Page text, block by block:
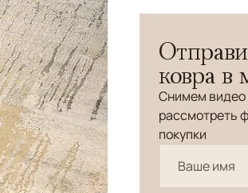
ковра в
Снимем видео
рассмотреть
покупки